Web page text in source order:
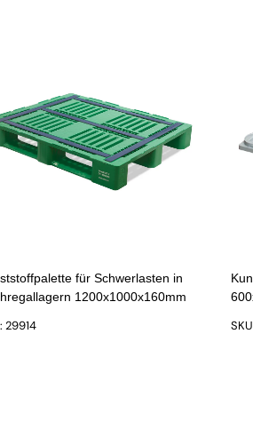
für Schwerlasten in
1200x1000x160mm
29914